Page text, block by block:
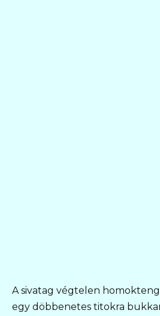
A sivatag végtelen
egy döbbenetes titokra